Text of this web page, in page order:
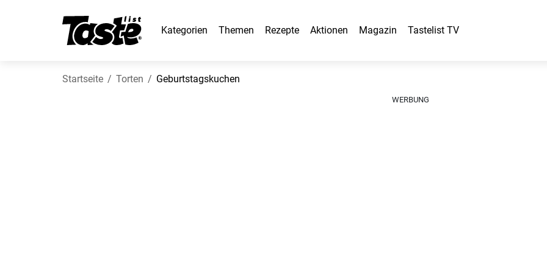
Kategorien Themen Rezepte Aktionen Magazin Tastelist TV
Startseite Torten Geburtstagskuchen
WERBUNG